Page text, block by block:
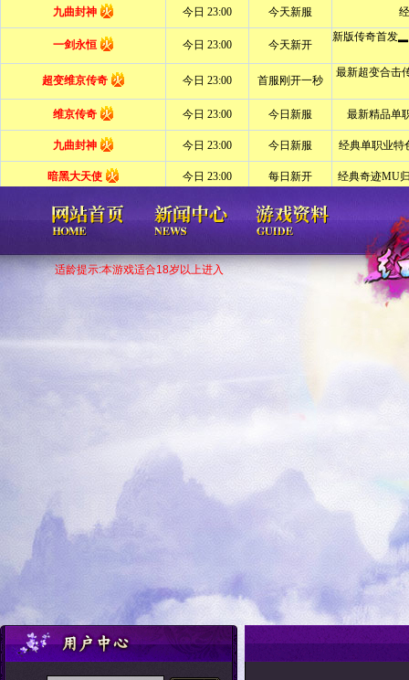
适龄提示:本游戏适合18岁以上进入